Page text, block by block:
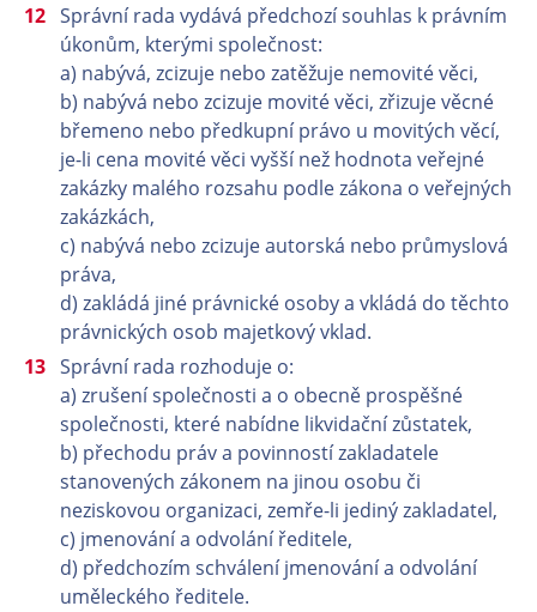
Správní rada vydává předchozí souhlas k právním
úkonům, kterými společnost:
a) nabývá, zcizuje nebo zatěžuje nemovité věci,
b) nabývá nebo zcizuje movité věci, zřizuje věcné
břemeno nebo předkupní právo u movitých věcí,
je-li cena movité věci vyšší než hodnota veřejné
zakázky malého rozsahu podle zákona o veřejných
zakázkách,
c) nabývá nebo zcizuje autorská nebo průmyslová
práva,
d) zakládá jiné právnické osoby a vkládá do těchto
právnických osob majetkový vklad.
Správní rada rozhoduje o:
a) zrušení společnosti a o obecně prospěšné
společnosti, které nabídne likvidační zůstatek,
b) přechodu práv a povinností zakladatele
stanovených zákonem na jinou osobu či
neziskovou organizaci, zemře-li jediný zakladatel,
c) jmenování a odvolání ředitele,
d) předchozím schválení jmenování a odvolání
uměleckého ředitele.